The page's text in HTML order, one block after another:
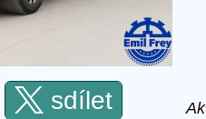
sdílet